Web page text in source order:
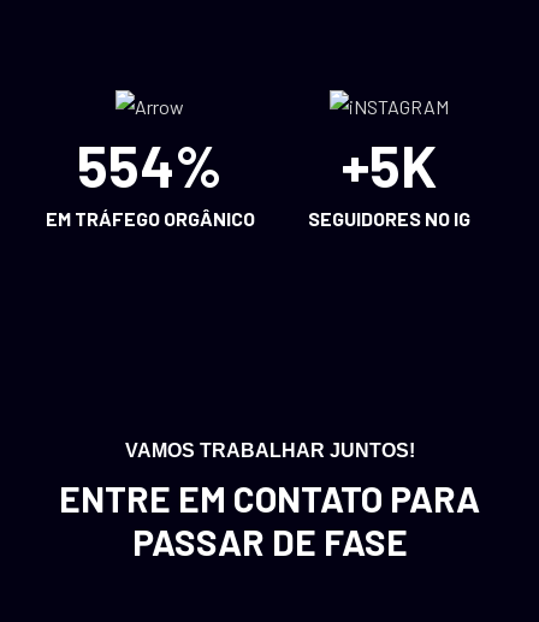
554%
EM TRÁFEGO ORGÂNICO
+5K
SEGUIDORES NO IG
VAMOS TRABALHAR JUNTOS!
ENTRE EM CONTATO PARA
PASSAR DE FASE